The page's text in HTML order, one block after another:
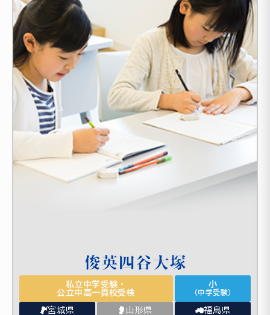
私立中学受験・
公立中高一貫校受検
小
（中学受験）
宮城県 山形県 福島県